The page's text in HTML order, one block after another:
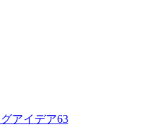
アイデア63